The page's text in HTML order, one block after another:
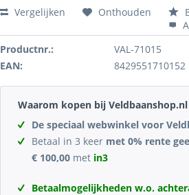
Vergelijken Onthouden
Productnr.:
VAL-71015
EAN:
8429551710152
Waarom kopen bij Veldbaanshop.nl
De speciaal webwinkel voor
Betaal in 3 keer met 0% rente
€ 100,00 met in3
Betaalmogelijkheden w.o.